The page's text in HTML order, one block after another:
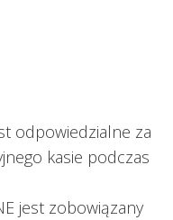
odpowiedzialne za
kasie podczas
jest zobowiązany